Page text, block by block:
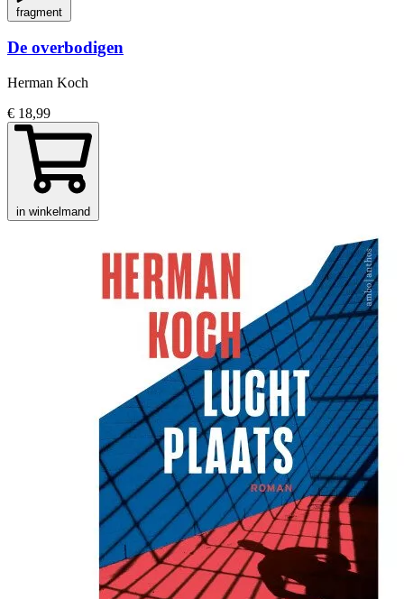
fragment
De overbodigen
Herman Koch
€ 18,99
in winkelmand